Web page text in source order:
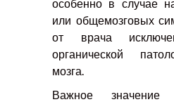
особенно в случае
или общемозговых
от врача
органической
мозга.
Важное значение